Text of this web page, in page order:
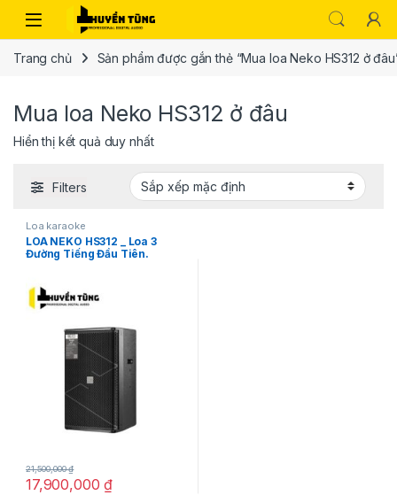
Trang chủ Sản phẩm được gắn thẻ “Mua loa Neko HS312 ở
Mua loa Neko HS312 ở đâu
Hiển thị kết quả duy nhất
Filters
Loa karaoke
LOA NEKO HS312 _ Loa 3
Đường Tiếng Đầu Tiên.
17,900,000₫
21,500,000₫